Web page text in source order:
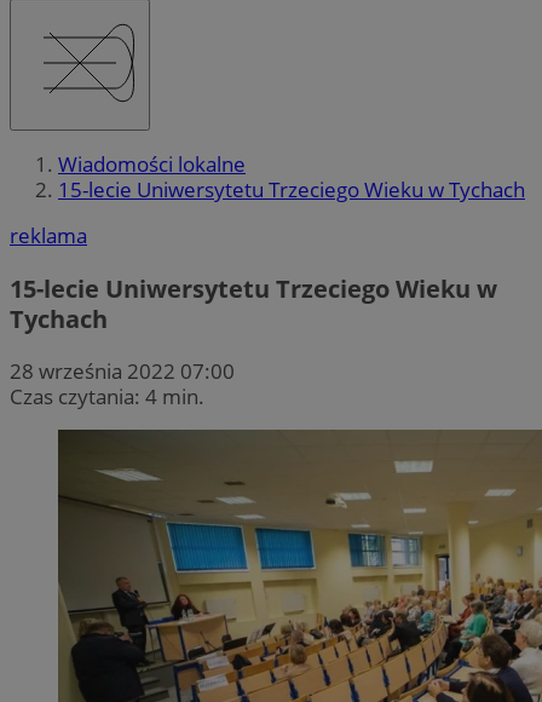
Wiadomości lokalne
15-lecie Uniwersytetu Trzeciego Wieku w Tychach
reklama
15-lecie Uniwersytetu Trzeciego Wieku w
Tychach
28 września 2022 07:00
Czas czytania: 4 min.